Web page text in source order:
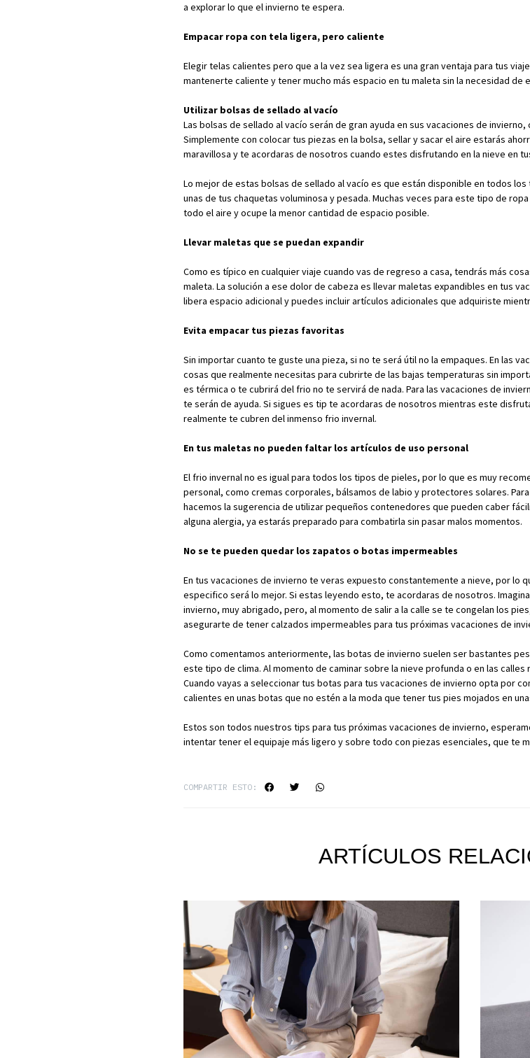
a explorar lo que el invierno te espera.
Empacar ropa con tela ligera, pero caliente
Elegir telas calientes pero que a la vez sea ligera es una gran ventaja para tus
mantenerte caliente y tener mucho más espacio en tu maleta sin la necesidad
Utilizar bolsas de sellado al vacío
Las bolsas de sellado al vacío serán de gran ayuda en sus vacaciones de
Simplemente con colocar tus piezas en la bolsa, sellar y sacar el aire estarás
maravillosa y te acordaras de nosotros cuando estes disfrutando en la nieve en
Lo mejor de estas bolsas de sellado al vacío es que están disponible en todos
unas de tus chaquetas voluminosa y pesada. Muchas veces para este tipo de
todo el aire y ocupe la menor cantidad de espacio posible.
Llevar maletas que se puedan expandir
Como es típico en cualquier viaje cuando vas de regreso a casa, tendrás más
maleta. La solución a ese dolor de cabeza es llevar maletas expandibles en tus
libera espacio adicional y puedes incluir artículos adicionales que adquiriste
Evita empacar tus piezas favoritas
Sin importar cuanto te guste una pieza, si no te será útil no la empaques. En las
cosas que realmente necesitas para cubrirte de las bajas temperaturas sin
es térmica o te cubrirá del frio no te servirá de nada. Para las vacaciones de
te serán de ayuda. Si sigues es tip te acordaras de nosotros mientras este
realmente te cubren del inmenso frio invernal.
En tus maletas no pueden faltar los artículos de uso personal
El frio invernal no es igual para todos los tipos de pieles, por lo que es muy
personal, como cremas corporales, bálsamos de labio y protectores solares.
hacemos la sugerencia de utilizar pequeños contenedores que pueden caber
alguna alergia, ya estarás preparado para combatirla sin pasar malos momentos.
No se te pueden quedar los zapatos o botas impermeables
En tus vacaciones de invierno te veras expuesto constantemente a nieve, por lo
especifico será lo mejor. Si estas leyendo esto, te acordaras de nosotros.
invierno, muy abrigado, pero, al momento de salir a la calle se te congelan los
asegurarte de tener calzados impermeables para tus próximas vacaciones de
Como comentamos anteriormente, las botas de invierno suelen ser bastantes
este tipo de clima. Al momento de caminar sobre la nieve profunda o en las
Cuando vayas a seleccionar tus botas para tus vacaciones de invierno opta por
calientes en unas botas que no estén a la moda que tener tus pies mojados en
Estos son todos nuestros tips para tus próximas vacaciones de invierno,
intentar tener el equipaje más ligero y sobre todo con piezas esenciales, que te
COMPARTIR ESTO:
ARTÍCULOS